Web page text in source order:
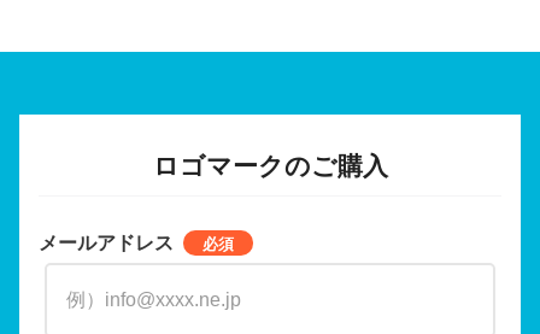
ロゴマークのご購入
メールアドレス